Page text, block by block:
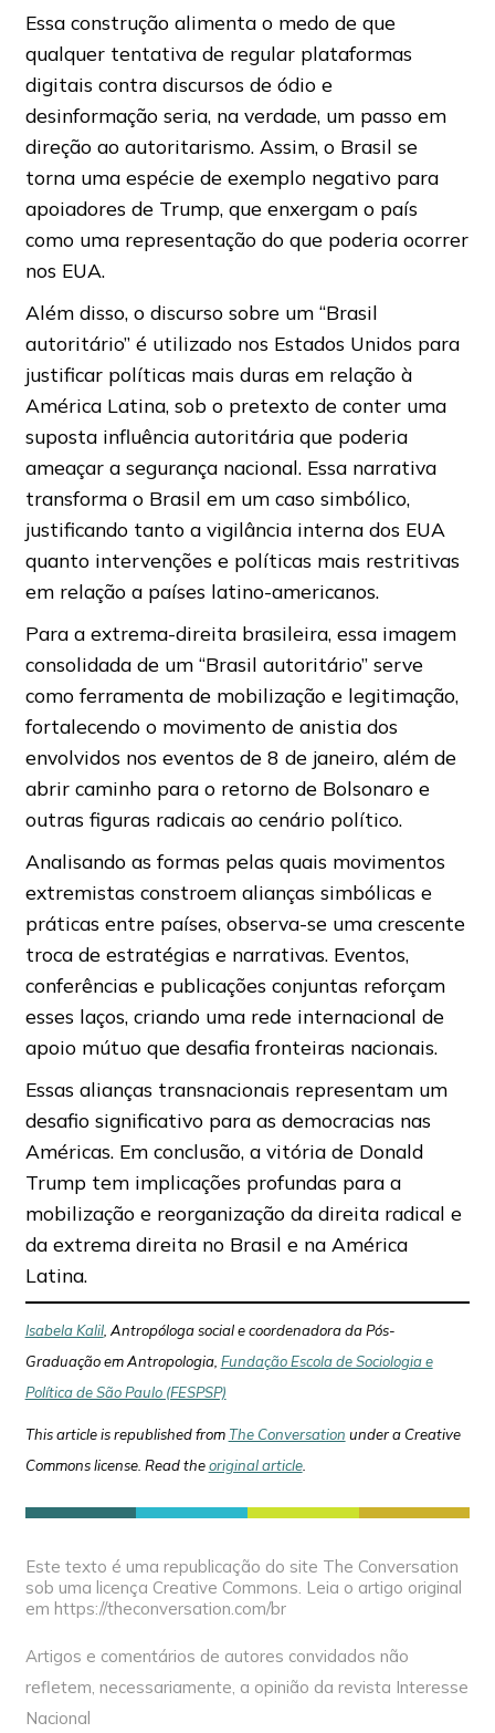
Essa construção alimenta o medo de que
qualquer tentativa de regular plataformas
digitais contra discursos de ódio e
desinformação seria, na verdade, um passo em
direção ao autoritarismo. Assim, o Brasil se
torna uma espécie de exemplo negativo para
apoiadores de Trump, que enxergam o país
como uma representação do que poderia ocorrer
nos EUA.
Além disso, o discurso sobre um “Brasil
autoritário” é utilizado nos Estados Unidos para
justificar políticas mais duras em relação à
América Latina, sob o pretexto de conter uma
suposta influência autoritária que poderia
ameaçar a segurança nacional. Essa narrativa
transforma o Brasil em um caso simbólico,
justificando tanto a vigilância interna dos EUA
quanto intervenções e políticas mais restritivas
em relação a países latino-americanos.
Para a extrema-direita brasileira, essa imagem
consolidada de um “Brasil autoritário” serve
como ferramenta de mobilização e legitimação,
fortalecendo o movimento de anistia dos
envolvidos nos eventos de 8 de janeiro, além de
abrir caminho para o retorno de Bolsonaro e
outras figuras radicais ao cenário político.
Analisando as formas pelas quais movimentos
extremistas constroem alianças simbólicas e
práticas entre países, observa-se uma crescente
troca de estratégias e narrativas. Eventos,
conferências e publicações conjuntas reforçam
esses laços, criando uma rede internacional de
apoio mútuo que desafia fronteiras nacionais.
Essas alianças transnacionais representam um
desafio significativo para as democracias nas
Américas. Em conclusão, a vitória de Donald
Trump tem implicações profundas para a
mobilização e reorganização da direita radical e
da extrema direita no Brasil e na América
Latina.
Isabela Kalil, Antropóloga social e coordenadora da Pós-
Graduação em Antropologia, Fundação Escola de Sociologia e
Política de São Paulo (FESPSP)
This article is republished from The Conversation under a Creative
Commons license. Read theoriginal article.
Este texto é uma republicação do site The Conversation
sob uma licença Creative Commons. Leia o artigo original
em https://theconversation.com/br
Artigos e comentários de autores convidados não
refletem, necessariamente, a opinião da revista Interesse
Nacional